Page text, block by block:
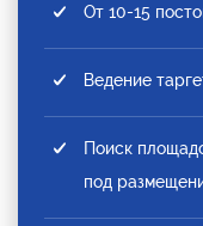
От 10-15
Ведение
Поиск
под